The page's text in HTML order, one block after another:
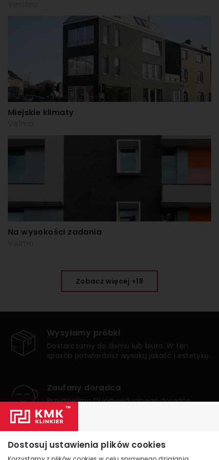
Miejskie klimaty
Na wysokości zadania
Zobacz więcej +18
Dostosuj ustawienia plików cookies
Wysyłamy próbki
Dostarczamy do domu lub biura. W ten
sposób potwierdzisz wysoką jakość i estetykę.
Zaufany doradca
Przydzielimy Ci indywidualnego doradcę,
który zagwarantuje bezpieczne i udane
zakupy.
Numer 1 w Polsce
Jesteśmy liderem internetowej sprzedaży